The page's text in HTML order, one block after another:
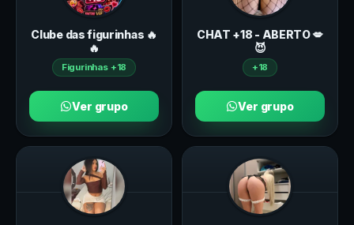
Clube das figurinhas 🔥
🔥
Figurinhas +18
Ver grupo
CHAT +18 - ABERTO 💋
😈
+18
Ver grupo